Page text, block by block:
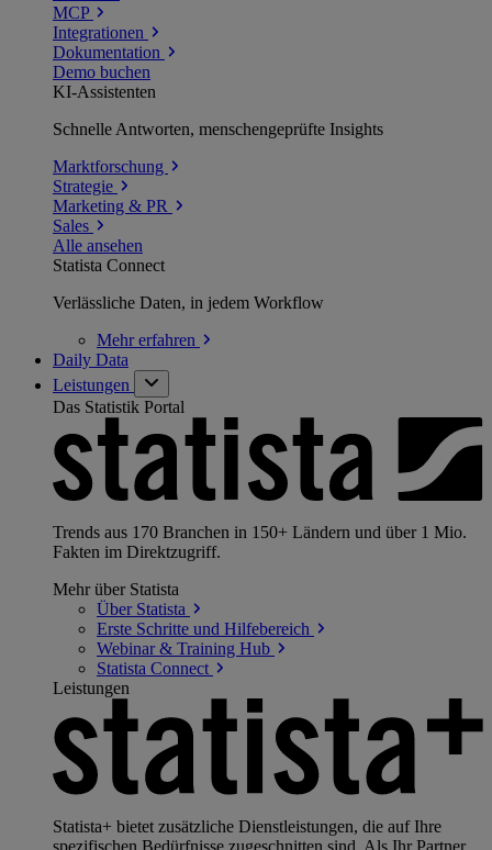
MCP
Integrationen
Dokumentation
Demo buchen
KI-Assistenten
Schnelle Antworten, menschengeprüfte Insights
Marktforschung
Strategie
Marketing & PR
Sales
Alle ansehen
Statista Connect
Verlässliche Daten, in jedem Workflow
Mehrerfahren
Daily Data
Leistungen
Das Statistik Portal
Trends aus 170 Branchen in 150+ Ländern und über 1 Mio.
Fakten im Direktzugriff.
Mehr über Statista
Über Statista
Erste Schritte und Hilfebereich
Webinar & Training Hub
Statista Connect
Leistungen
Statista+ bietet zusätzliche Dienstleistungen, die auf Ihre
spezifischen Bedürfnisse zugeschnitten sind. Als Ihr Partner